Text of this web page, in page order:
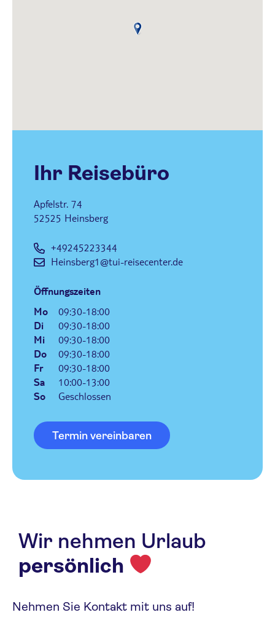
Ihr Reisebüro
Apfelstr. 74
52525 Heinsberg
+49245223344
Heinsberg1@tui-reisecenter.de
Öffnungszeiten
Mo
09:30-18:00
Di
09:30-18:00
Mi
09:30-18:00
Do
09:30-18:00
Fr
09:30-18:00
Sa
10:00-13:00
So
Geschlossen
Termin vereinbaren
Wir nehmen Urlaub
persönlich
Nehmen Sie Kontakt mit uns auf!